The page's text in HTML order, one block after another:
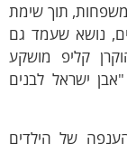
תוך שימת
שעמד גם
קליפ מושקע
ישראל לבנים
של הילדים